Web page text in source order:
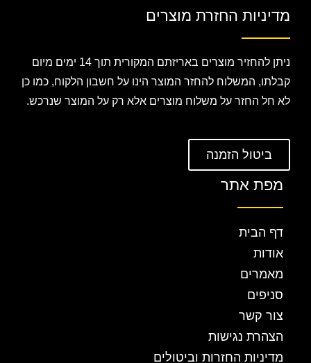
מדיניות החזרת מוצרים
ניתן להחזיר מוצרים באריזתם המקורית תוך 14 ימים מיום
קבלתו, המשלוח להחזר המוצר הינו על חשבון הלקוח, כמו כן
לא חל החזר על משלוח מוצרים אלא רק על המוצר שנרכש.
ביטול הזמנה
מפת אתר
דף הבית
אודות
מאמרים
סניפים
צור קשר
הצהרת נגישות
מדיניות החזרות וביטולים